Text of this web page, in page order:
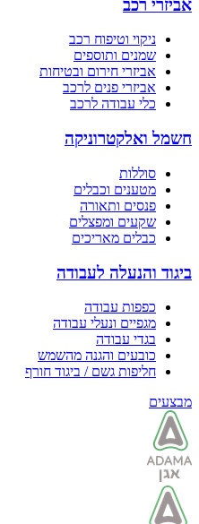
אביזרי רכב
ניקוי וטיפוח רכב
שמנים ותוספים
אביזרי חירום ובטיחות
אביזרי פנים לרכב
כלי עבודה לרכב
חשמל ואלקטרוניקה
סוללות
מטענים וכבלים
פנסים ותאורה
שקעים ומפצלים
כבלים מאריכים
ביגוד והנעלה לעבודה
כפפות עבודה
מגפיים ונעלי עבודה
בגדי עבודה
כובעים והגנה מהשמש
חליפות גשם / ביגוד חורף
מבצעים